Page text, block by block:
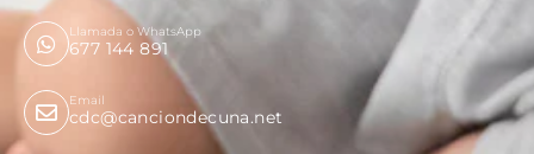
Llamada o WhatsApp
677 144 891
Email
cdc@canciondecuna.net